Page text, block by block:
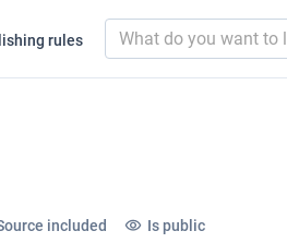
rules
included Is public